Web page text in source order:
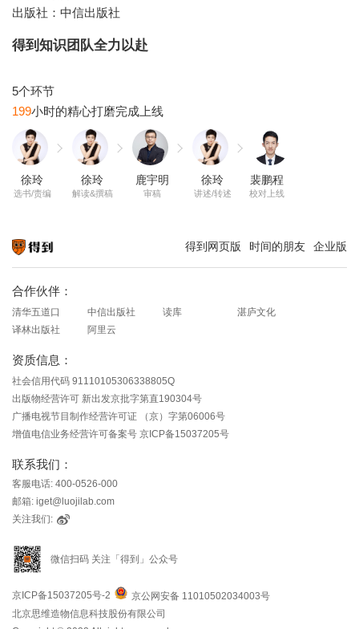
得到知识团队全力以赴
199
徐玲
选书/责编
徐玲
解读&撰稿
鹿宇明
审稿
徐玲
讲述/转述
裴鹏程
校对上线
得到网页版 时间的朋友 企业版
合作伙伴：
清华五道口 中信出版社 读库
湛庐文化
译林出版社
阿里云
资质信息：
社会信用代码 91110105306338805Q
出版物经营许可 新出发京批字第直190304号
广播电视节目制作经营许可证 （京）字第06006号
增值电信业务经营许可备案号 京ICP备15037205号
联系我们：
客服电话: 400-0526-000
邮箱: iget@luojilab.com
关注我们:
微信扫码 关注「得到」公众号
京ICP备15037205号-2
京公网安备 11010502034003号
北京思维造物信息科技股份有限公司